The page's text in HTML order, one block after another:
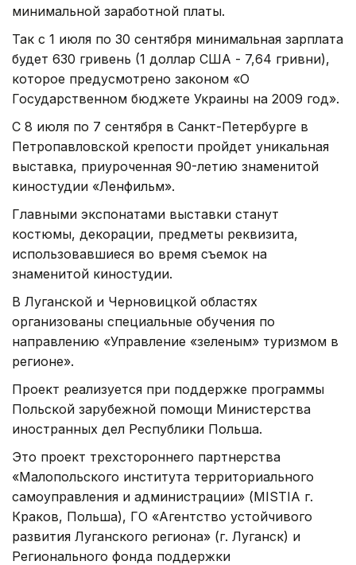
минимальной заработной платы.
Так с 1 июля по 30 сентября минимальная зарплата
будет 630 гривень (1 доллар США - 7,64 гривни),
которое предусмотрено законом «О
Государственном бюджете Украины на 2009 год».
С 8 июля по 7 сентября в Санкт-Петербурге в
Петропавловской крепости пройдет уникальная
выставка, приуроченная 90-летию знаменитой
киностудии «Ленфильм».
Главными экспонатами выставки станут
костюмы, декорации, предметы реквизита,
использовавшиеся во время съемок на
знаменитой киностудии.
В Луганской и Черновицкой областях
организованы специальные обучения по
направлению «Управление «зеленым» туризмом в
регионе».
Проект реализуется при поддержке программы
Польской зарубежной помощи Министерства
иностранных дел Республики Польша.
Это проект трехстороннего партнерства
«Малопольского института территориального
самоуправления и администрации» (MISTIA г.
Краков, Польша), ГО «Агентство устойчивого
развития Луганского региона» (г. Луганск) и
Регионального фонда поддержки